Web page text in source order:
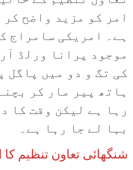
امر کو مزید واضح
ہے۔ امریکی سامراج
موجود پرانا ورلڈ
کی تگ و دو میں پاگل
ہاتھ پیر مار کر
رہا ہے لیکن وقت کا
بہا لے جا رہا ہے۔
شنگھائی تعاون تنظیم